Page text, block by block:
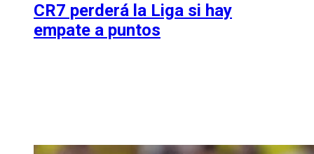
CR7 perderá la Liga si hay
empate a puntos